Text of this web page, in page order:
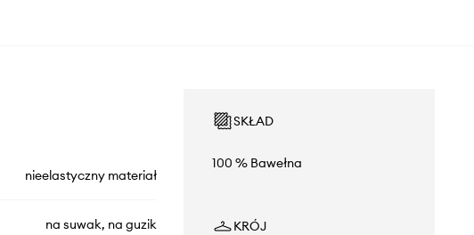
nieelastyczny materiał
na suwak, na guzik
SKŁAD
100 % Bawełna
KRÓJ